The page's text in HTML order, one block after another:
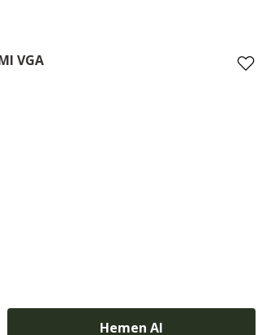
VGA
Hemen Al